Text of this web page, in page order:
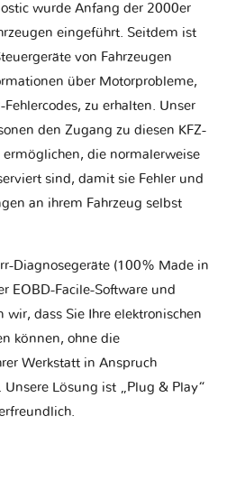
wurde Anfang der 2000er
eingeführt. Seitdem ist
von Fahrzeugen
über Motorprobleme,
zu erhalten. Unser
den Zugang zu diesen KFZ-
ermöglichen, die normalerweise
sind, damit sie Fehler und
an ihrem Fahrzeug selbst
Diagnosegeräte (100% Made in
EOBD-Facile-Software und
wir, dass Sie Ihre elektronischen
können, ohne die
Werkstatt in Anspruch
Unsere Lösung ist „Plug & Play“